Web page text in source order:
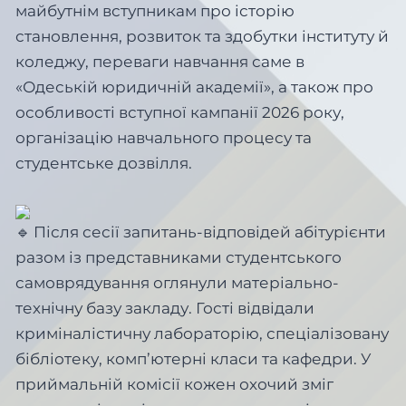
майбутнім вступникам про історію
становлення, розвиток та здобутки інституту й
коледжу, переваги навчання саме в
«Одеській юридичній академії», а також про
особливості вступної кампанії 2026 року,
організацію навчального процесу та
студентське дозвілля.
Після сесії запитань-відповідей абітурієнти
разом із представниками студентського
самоврядування оглянули матеріально-
технічну базу закладу. Гості відвідали
криміналістичну лабораторію, спеціалізовану
бібліотеку, комп’ютерні класи та кафедри. У
приймальній комісії кожен охочий зміг